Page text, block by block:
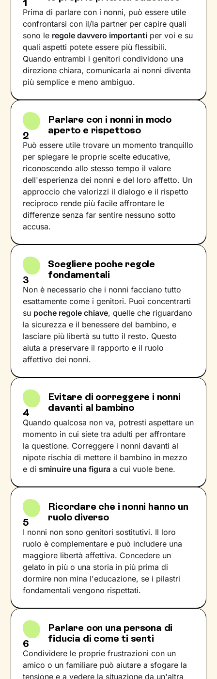
1
Prima di parlare con i nonni, può essere utile
confrontarsi con il/la partner per capire quali
sono le regole davvero importanti per voi e su
quali aspetti potete essere più flessibili.
Quando entrambi i genitori condividono una
direzione chiara, comunicarla ai nonni diventa
più semplice e meno ambiguo.
2
Parlare con i nonni in modo
aperto e rispettoso
Può essere utile trovare un momento tranquillo
per spiegare le proprie scelte educative,
riconoscendo allo stesso tempo il valore
dell'esperienza dei nonni e del loro affetto. Un
approccio che valorizzi il dialogo e il rispetto
reciproco rende più facile affrontare le
differenze senza far sentire nessuno sotto
accusa.
3
Scegliere poche regole
fondamentali
Non è necessario che i nonni facciano tutto
esattamente come i genitori. Puoi concentrarti
su poche regole chiave, quelle che riguardano
la sicurezza e il benessere del bambino, e
lasciare più libertà su tutto il resto. Questo
aiuta a preservare il rapporto e il ruolo
affettivo dei nonni.
4
Evitare di correggere i nonni
davanti al bambino
Quando qualcosa non va, potresti aspettare un
momento in cui siete tra adulti per affrontare
la questione. Correggere i nonni davanti al
nipote rischia di mettere il bambino in mezzo
e di sminuire una figura a cui vuole bene.
5
Ricordare che i nonni hanno un
ruolo diverso
I nonni non sono genitori sostitutivi. Il loro
ruolo è complementare e può includere una
maggiore libertà affettiva. Concedere un
gelato in più o una storia in più prima di
dormire non mina l'educazione, se i pilastri
fondamentali vengono rispettati.
6
Parlare con una persona di
fiducia di come ti senti
Condividere le proprie frustrazioni con un
amico o un familiare può aiutare a sfogare la
tensione e a vedere la situazione da un'altra